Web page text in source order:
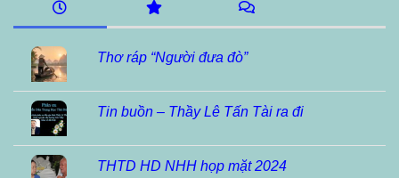
Thơ ráp “Người đưa đò”
Tin buồn – Thầy Lê Tấn Tài ra đi
THTD HD NHH họp mặt 2024